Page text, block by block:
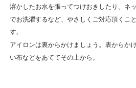
溶かしたお水を張ってつけおきしたり、ネ
でお洗濯するなど、やさしくご対応頂くこ
す。
アイロンは裏からかけましょう。表からか
い布などをあててその上から。